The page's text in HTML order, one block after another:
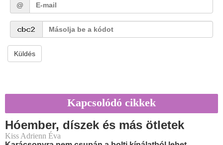
@
Küldés
Kapcsolódó cikkek
Hóember, díszek és más ötletek
Kiss Adrienn Éva